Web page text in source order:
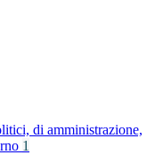
di amministrazione,
1